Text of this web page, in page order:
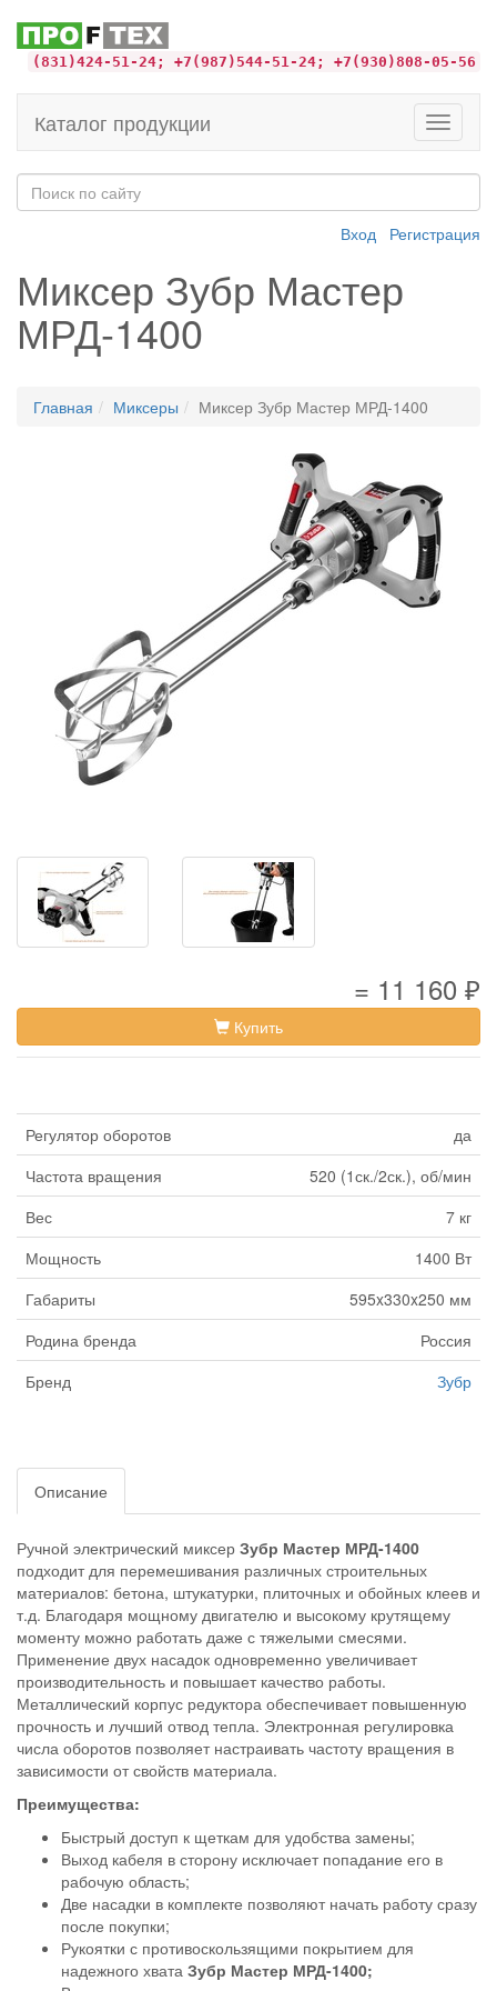
(831)424-51-24; +7(987)544-51-24; +7(930)808-05-56
Toggle
Каталог продукции
Вход Регистрация
Миксер Зубр Мастер
МРД-1400
Главная Миксеры Миксер Зубр Мастер МРД-1400
= 11 160 ₽
Купить
Регулятор оборотов
да
Частота вращения
520 (1ск./2ск.), об/мин
Вес
7 кг
Мощность
1400 Вт
Габариты
595x330x250 мм
Родина бренда
Россия
Бренд
Зубр
Описание
Ручной электрический миксер Зубр Мастер МРД-1400
подходит для перемешивания различных строительных
материалов: бетона, штукатурки, плиточных и обойных клеев и
т.д. Благодаря мощному двигателю и высокому крутящему
моменту можно работать даже с тяжелыми смесями.
Применение двух насадок одновременно увеличивает
производительность и повышает качество работы.
Металлический корпус редуктора обеспечивает повышенную
прочность и лучший отвод тепла. Электронная регулировка
числа оборотов позволяет настраивать частоту вращения в
зависимости от свойств материала.
Преимущества:
Быстрый доступ к щеткам для удобства замены;
Выход кабеля в сторону исключает попадание его в
рабочую область;
Две насадки в комплекте позволяют начать работу сразу
после покупки;
Рукоятки с противоскользящими покрытием для
надежного хвата Зубр Мастер МРД-1400;